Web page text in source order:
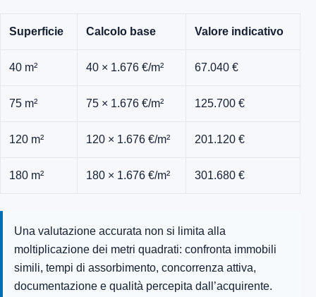
Superficie Calcolo base Valore indicativo
40 m² 40 × 1.676 €/m² 67.040 €
75 m² 75 × 1.676 €/m² 125.700 €
120 m² 120 × 1.676 €/m² 201.120 €
180 m² 180 × 1.676 €/m² 301.680 €
Una valutazione accurata non si limita alla
moltiplicazione dei metri quadrati: confronta immobili
simili, tempi di assorbimento, concorrenza attiva,
documentazione e qualità percepita dall’acquirente.